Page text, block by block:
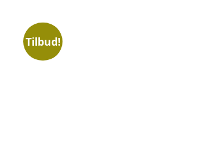
Tilbud!